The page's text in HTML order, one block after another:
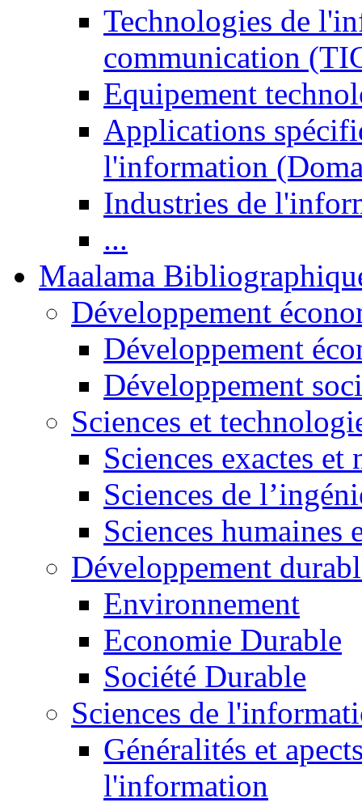
Technologies de
communication
Equipement
Applications
l'information
Industries de
...
Maalama
Développement
Développement
Développement
Sciences et
Sciences exactes et
Sciences de
Sciences humaines
Développement
Environnement
Economie Durable
Société Durable
Sciences de
Généralités et
l'information